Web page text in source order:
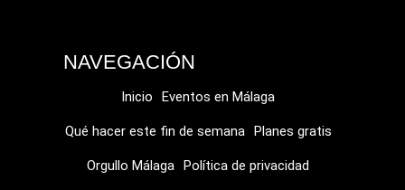
NAVEGACIÓN
Inicio Eventos en Málaga
Qué hacer este fin de semana Planes gratis
Orgullo Málaga Política de privacidad